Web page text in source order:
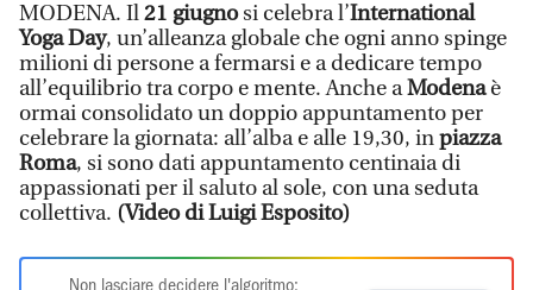
MODENA. Il21 giugnosi celebra l’International
Yoga Day, un’alleanza globale che ogni anno spinge
milioni di persone a fermarsi e a dedicare tempo
all’equilibrio tra corpo e mente. Anche aModenaè
ormai consolidato un doppio appuntamento per
celebrare la giornata: all’alba e alle 19,30, inpiazza
Roma, si sono dati appuntamento centinaia di
appassionati per il saluto al sole, con una seduta
collettiva. (Video di Luigi Esposito)
Non lasciare decidere l'algoritmo: